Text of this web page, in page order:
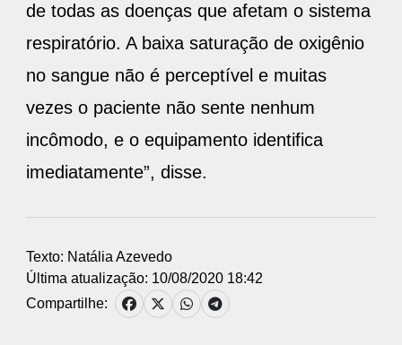
de todas as doenças que afetam o sistema
respiratório. A baixa saturação de oxigênio
no sangue não é perceptível e muitas
vezes o paciente não sente nenhum
incômodo, e o equipamento identifica
imediatamente”, disse.
Texto: Natália Azevedo
Última atualização: 10/08/2020 18:42
Compartilhe: